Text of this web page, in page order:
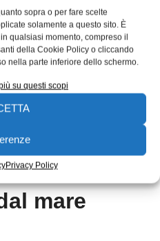
sopra o per fare scelte
solamente a questo sito. È
qualsiasi momento, compreso il
della Cookie Policy o cliccando
nella parte inferiore dello schermo.
su questi scopi
Privacy Policy
sviluppo delle
fattore 400 tra il 2025 e
tecnologica, il costo
dovrebbe passare
10 ct€/kWh nel 2030;
dalle onde è stimato
ct€/kWh al 2030 e in
Sannino.
mare